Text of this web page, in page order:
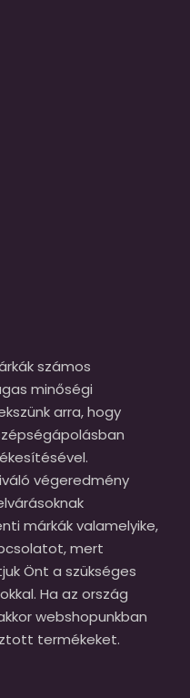
számos
minőségi
arra, hogy
végeredmény
márkák valamelyike,
mert
Önt a szükséges
Ha az ország
webshopunkban
termékeket.